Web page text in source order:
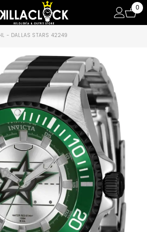
0
0
- DALLAS STARS 42249